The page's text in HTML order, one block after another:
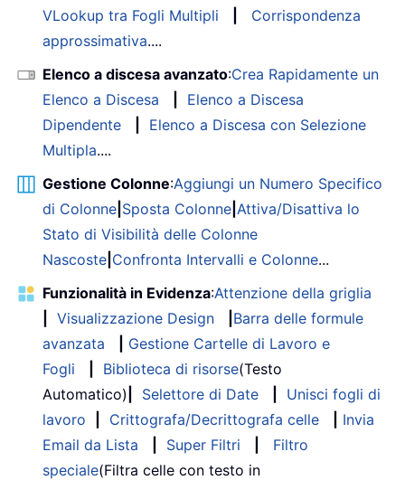
VLookup tra Fogli Multipli
Corrispondenza
approssimativa....
Elenco a discesa avanzato:Crea Rapidamente un
Elenco a Discesa
Elenco a Discesa
Dipendente
Elenco a Discesa con Selezione
Multipla....
Gestione Colonne:Aggiungi un Numero Specifico
di Colonne Sposta Colonne Attiva/Disattiva lo
Stato di Visibilità delle Colonne
Nascoste Confronta Intervalli e Colonne...
Funzionalità in Evidenza:Attenzione della griglia
Visualizzazione Design
Barra delle formule
avanzata
Gestione Cartelle di Lavoro e
Fogli
Biblioteca di risorse(Testo
Automatico)
Selettore di Date
Unisci fogli di
lavoro
Crittografa/Decrittografa celle
Invia
Email da Lista
Super Filtri
Filtro
speciale(Filtra celle con testo in